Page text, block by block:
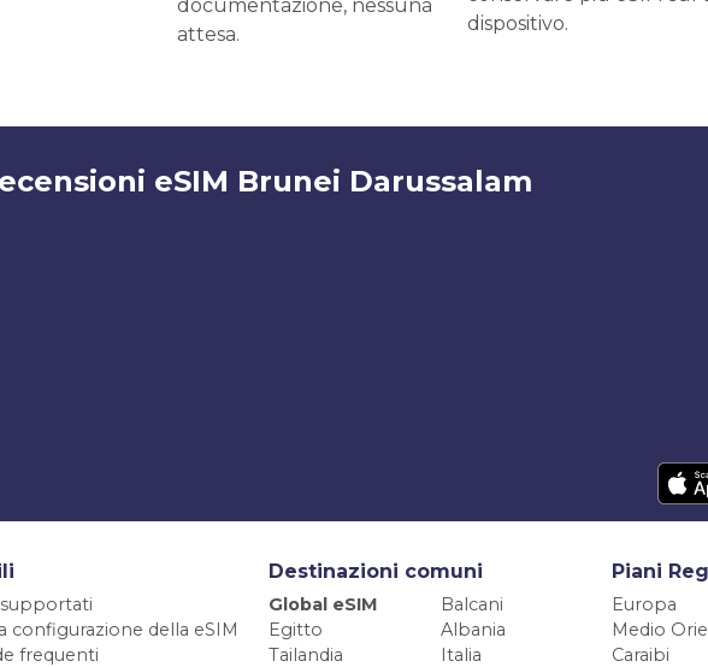
documentazione, nessuna
attesa.
dispositivo.
eSIM Brunei Darussalam
configurazione della eSIM
frequenti
Destinazioni comuni
Global eSIM
Balcani
Egitto
Albania
Tailandia
Italia
Piani
Europa
Medio
Caraibi